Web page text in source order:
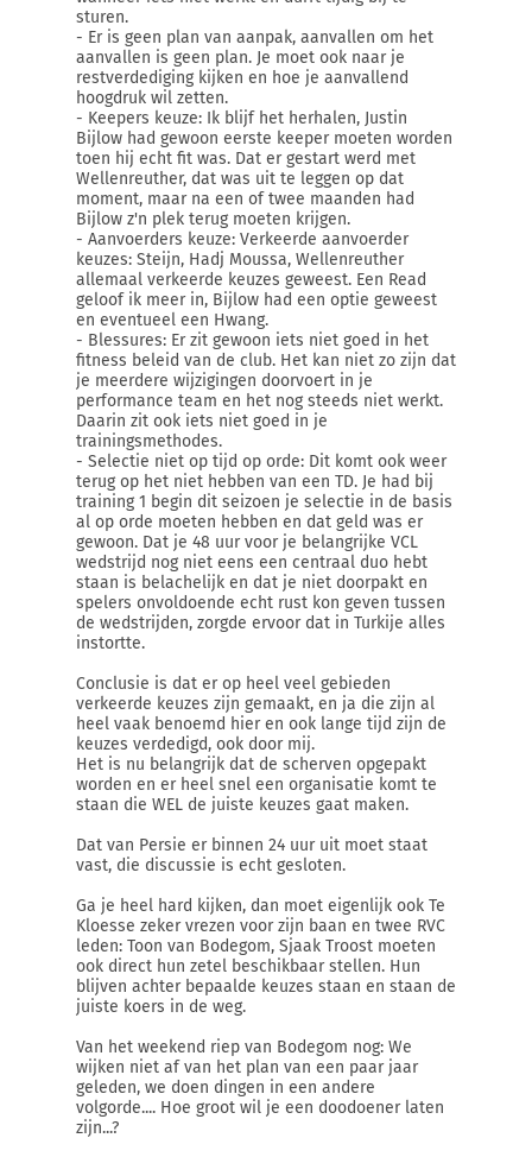
sturen.
- Er is geen plan van aanpak, aanvallen om het
aanvallen is geen plan. Je moet ook naar je
restverdediging kijken en hoe je aanvallend
hoogdruk wil zetten.
- Keepers keuze: Ik blijf het herhalen, Justin
Bijlow had gewoon eerste keeper moeten worden
toen hij echt fit was. Dat er gestart werd met
Wellenreuther, dat was uit te leggen op dat
moment, maar na een of twee maanden had
Bijlow z'n plek terug moeten krijgen.
- Aanvoerders keuze: Verkeerde aanvoerder
keuzes: Steijn, Hadj Moussa, Wellenreuther
allemaal verkeerde keuzes geweest. Een Read
geloof ik meer in, Bijlow had een optie geweest
en eventueel een Hwang.
- Blessures: Er zit gewoon iets niet goed in het
fitness beleid van de club. Het kan niet zo zijn dat
je meerdere wijzigingen doorvoert in je
performance team en het nog steeds niet werkt.
Daarin zit ook iets niet goed in je
trainingsmethodes.
- Selectie niet op tijd op orde: Dit komt ook weer
terug op het niet hebben van een TD. Je had bij
training 1 begin dit seizoen je selectie in de basis
al op orde moeten hebben en dat geld was er
gewoon. Dat je 48 uur voor je belangrijke VCL
wedstrijd nog niet eens een centraal duo hebt
staan is belachelijk en dat je niet doorpakt en
spelers onvoldoende echt rust kon geven tussen
de wedstrijden, zorgde ervoor dat in Turkije alles
instortte.
Conclusie is dat er op heel veel gebieden
verkeerde keuzes zijn gemaakt, en ja die zijn al
heel vaak benoemd hier en ook lange tijd zijn de
keuzes verdedigd, ook door mij.
Het is nu belangrijk dat de scherven opgepakt
worden en er heel snel een organisatie komt te
staan die WEL de juiste keuzes gaat maken.
Dat van Persie er binnen 24 uur uit moet staat
vast, die discussie is echt gesloten.
Ga je heel hard kijken, dan moet eigenlijk ook Te
Kloesse zeker vrezen voor zijn baan en twee RVC
leden: Toon van Bodegom, Sjaak Troost moeten
ook direct hun zetel beschikbaar stellen. Hun
blijven achter bepaalde keuzes staan en staan de
juiste koers in de weg.
Van het weekend riep van Bodegom nog: We
wijken niet af van het plan van een paar jaar
geleden, we doen dingen in een andere
volgorde.... Hoe groot wil je een doodoener laten
zijn...?